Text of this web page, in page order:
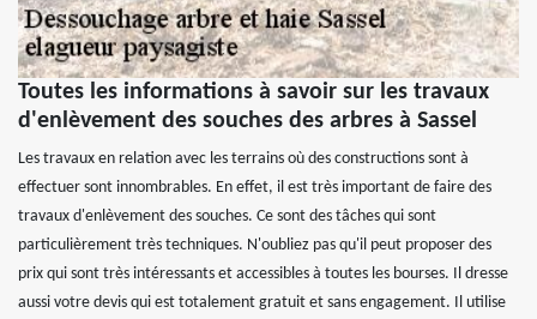
Toutes les informations à savoir sur les travaux
d'enlèvement des souches des arbres à Sassel
Les travaux en relation avec les terrains où des constructions sont à
effectuer sont innombrables. En effet, il est très important de faire des
travaux d'enlèvement des souches. Ce sont des tâches qui sont
particulièrement très techniques. N'oubliez pas qu'il peut proposer des
prix qui sont très intéressants et accessibles à toutes les bourses. Il dresse
aussi votre devis qui est totalement gratuit et sans engagement. Il utilise